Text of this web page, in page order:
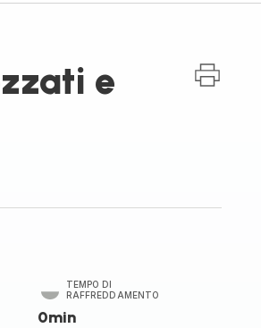
e
TEMPO DI
RAFFREDDAMENTO
0min